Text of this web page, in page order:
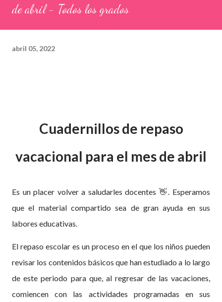
de abril - Todos los grados
abril 05, 2022
Cuadernillos de repaso
vacacional para el mes de abril
Es un placer volver a saludarles docentes 👋. Esperamos
que el material compartido sea de gran ayuda en sus
labores educativas.
El repaso escolar es un proceso en el que los niños pueden
revisar los contenidos básicos que han estudiado a lo largo
de este periodo para que, al regresar de las vacaciones,
comiencen con las actividades programadas en sus